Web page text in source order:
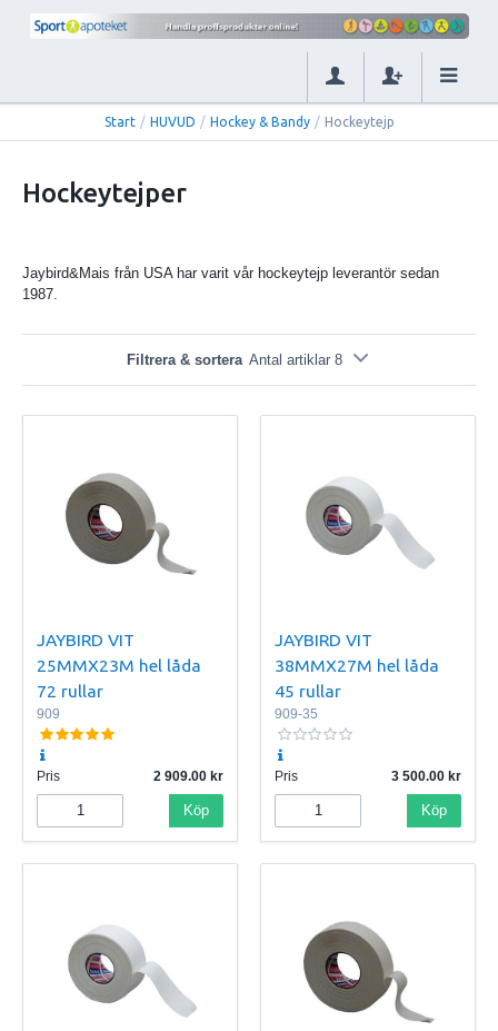
Start / HUVUD / Hockey & Bandy / Hockeytejp
Hockeytejper
Jaybird&Mais från USA har varit vår hockeytejp leverantör sedan
1987.
Filtrera & sortera Antal artiklar 8
JAYBIRD VIT
25MMX23M hel låda
72 rullar
909
Pris 2 909.00
Köp
JAYBIRD VIT
38MMX27M hel låda
45 rullar
909-35
Pris 3 500.00
Köp